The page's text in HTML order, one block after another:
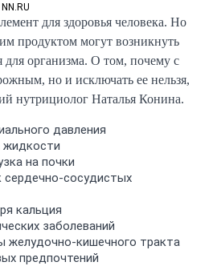
для здоровья человека. Но
продуктом могут возникнуть
для организма. О том, почему с
но и исключать ее нельзя,
нутрициолог Наталья Конина.
давления
жидкости
на почки
сосудистых
кальция
заболеваний
желудочно-кишечного тракта
предпочтений